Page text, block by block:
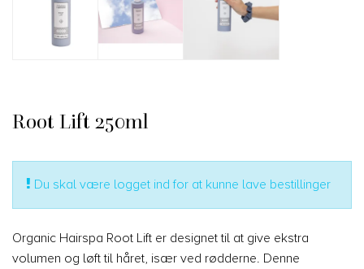
Root Lift 250ml
Du skal være logget ind for at kunne lave bestillinger
Organic Hairspa Root Lift er designet til at give ekstra
volumen og løft til håret, især ved rødderne. Denne